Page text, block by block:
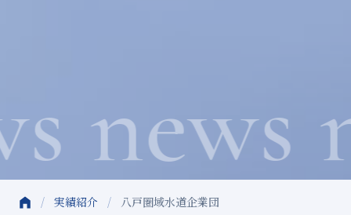
news
/ 実績紹介 / 八戸圏域水道企業団